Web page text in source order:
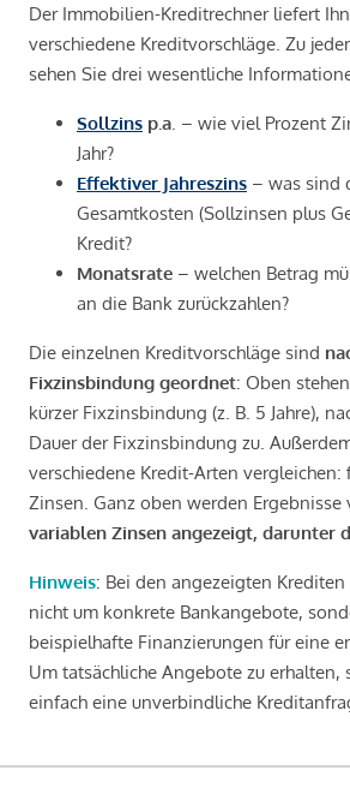
Der Immobilien-Kreditrechner liefert
verschiedene Kreditvorschläge. Zu
sehen Sie drei wesentliche
Sollzins p.a . – wie viel Prozent
Jahr?
Effektiver Jahreszins – was sind
Gesamtkosten (Sollzinsen plus
Kredit?
Monatsrate – welchen Betrag
an die Bank zurückzahlen?
Die einzelnen Kreditvorschläge sind
Fixzinsbindung geordnet: Oben
kürzer Fixzinsbindung (z. B. 5 Jahre),
Dauer der Fixzinsbindung zu.
verschiedene Kredit-Arten vergleichen:
Zinsen. Ganz oben werden Ergebnisse
variablen Zinsen angezeigt, darunter
Hinweis: Bei den angezeigten
nicht um konkrete Bankangebote,
beispielhafte Finanzierungen für eine
Um tatsächliche Angebote zu erhalten,
einfach eine unverbindliche